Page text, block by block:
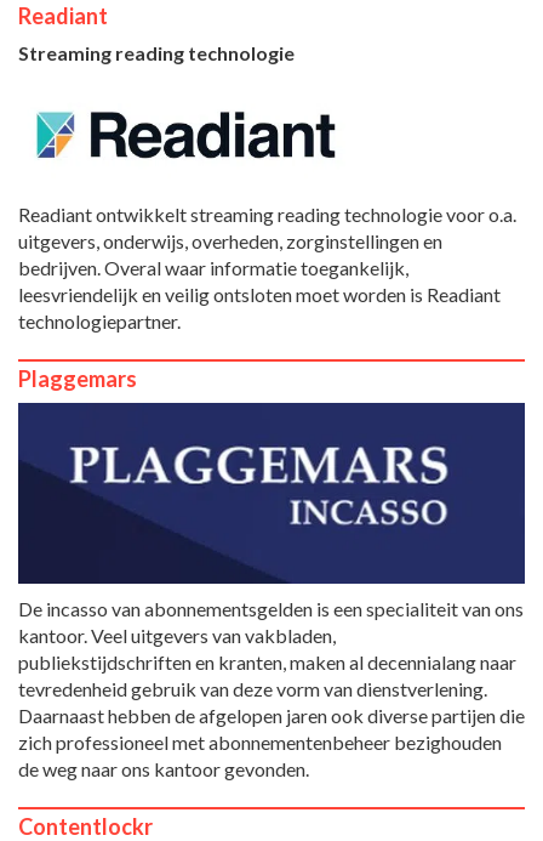
Readiant
Streaming reading technologie
Readiant ontwikkelt streaming reading technologie voor o.a.
uitgevers, onderwijs, overheden, zorginstellingen en
bedrijven. Overal waar informatie toegankelijk,
leesvriendelijk en veilig ontsloten moet worden is Readiant
technologiepartner.
Plaggemars
De incasso van abonnementsgelden is een specialiteit van ons
kantoor. Veel uitgevers van vakbladen,
publiekstijdschriften en kranten, maken al decennialang naar
tevredenheid gebruik van deze vorm van dienstverlening.
Daarnaast hebben de afgelopen jaren ook diverse partijen die
zich professioneel met abonnementenbeheer bezighouden
de weg naar ons kantoor gevonden.
Contentlockr